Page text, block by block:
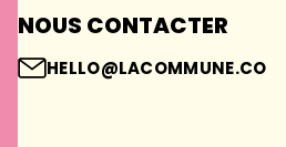
NOUS CONTACTER
HELLO@LACOMMUNE.CO